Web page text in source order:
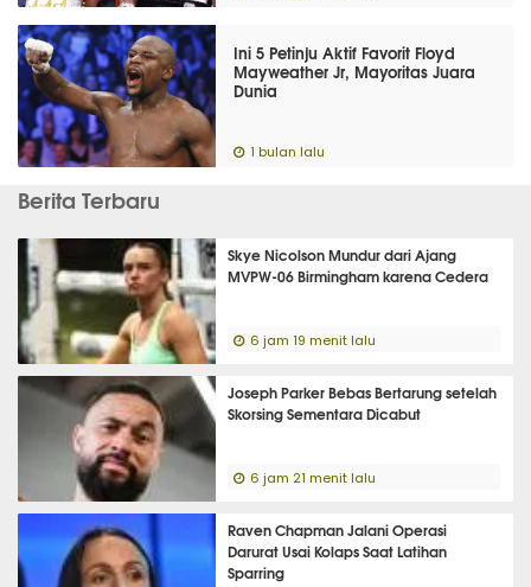
Ini 5 Petinju Aktif Favorit Floyd
Mayweather Jr, Mayoritas Juara
Dunia
1 bulan lalu
Berita Terbaru
Skye Nicolson Mundur dari Ajang
MVPW-06 Birmingham karena Cedera
6 jam 19 menit lalu
Joseph Parker Bebas Bertarung setelah
Skorsing Sementara Dicabut
6 jam 21 menit lalu
Raven Chapman Jalani Operasi
Darurat Usai Kolaps Saat Latihan
Sparring